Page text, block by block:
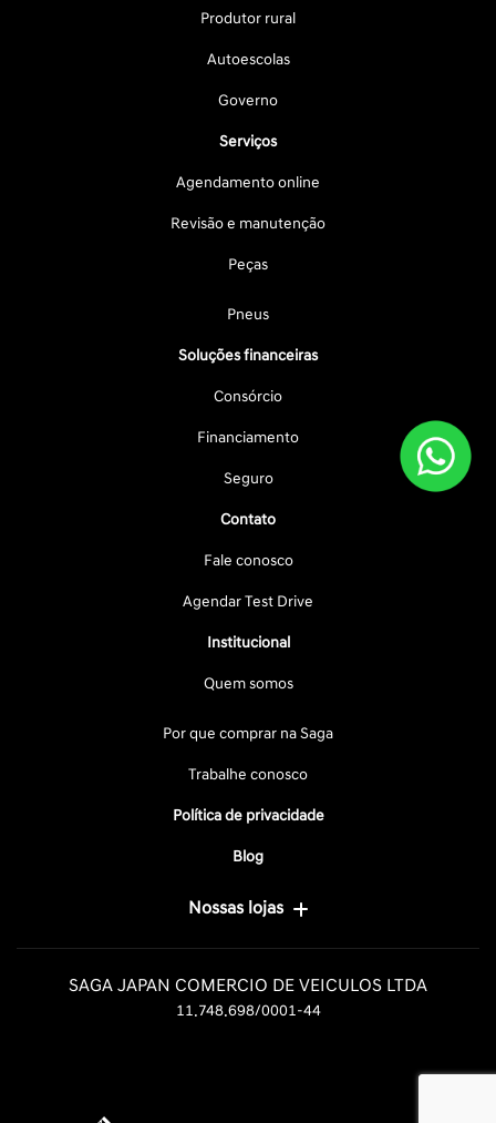
Produtor rural
Autoescolas
Governo
Serviços
Agendamento online
Revisão e manutenção
Peças
Pneus
Soluções financeiras
Consórcio
Financiamento
Seguro
Contato
Fale conosco
Agendar Test Drive
Institucional
Quem somos
Por que comprar na Saga
Trabalhe conosco
Política de privacidade
Blog
Nossas lojas
SAGA JAPAN COMERCIO DE VEICULOS LTDA
11.748.698/0001-44